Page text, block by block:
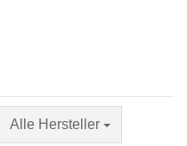
Alle Hersteller